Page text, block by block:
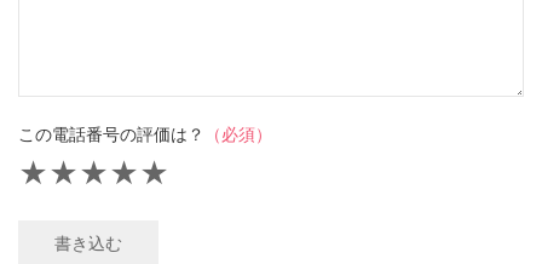
この電話番号の評価は？ （必須）
★
★
★
★
★
書き込む